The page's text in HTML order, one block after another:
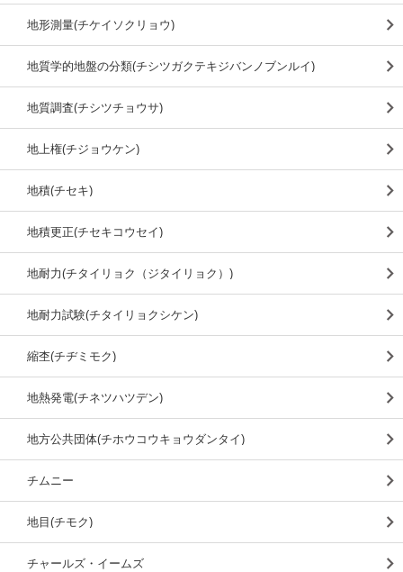
地形測量(チケイソクリョウ)
地質学的地盤の分類(チシツガクテキジバンノブンルイ)
地質調査(チシツチョウサ)
地上権(チジョウケン)
地積(チセキ)
地積更正(チセキコウセイ)
地耐力(チタイリョク（ジタイリョク）)
地耐力試験(チタイリョクシケン)
縮杢(チヂミモク)
地熱発電(チネツハツデン)
地方公共団体(チホウコウキョウダンタイ)
チムニー
地目(チモク)
チャールズ・イームズ